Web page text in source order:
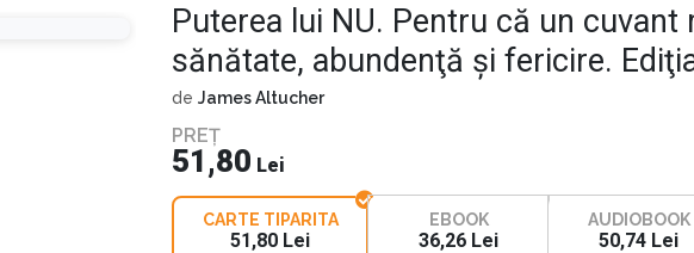
Puterea lui NU. Pentru că un cuvant
sănătate, abundenţă şi fericire.
de James Altucher
PREȚ
51,80 Lei
CARTE TIPARITA
51,80 Lei
EBOOK
36,26 Lei
AUDIOBOOK
50,74 Lei